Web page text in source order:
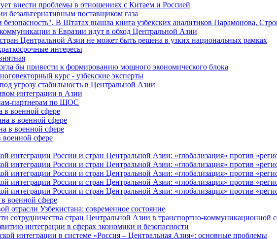
внести проблемы в отношениях с Китаем и Россией
безальтернативным поставщиком газа
В Штатах вышла книга узбекских аналитиков Парамонова,
в Евразии идут в обход Центральной Азии
Центральной Азии не может быть решена в узких национальных рамках
интересы
бы привести к формированию мощного экономического блока
курс - узбекские эксперты
угрозу стабильность в Центральной Азии
интеграции в Азии
партнерам по ШОС
в военной сфере
в военной сфере
в военной сфере
военной сфере
интеграции России и стран Центральной Азии: «глобализация» против
интеграции России и стран Центральной Азии: «глобализация» против
интеграции России и стран Центральной Азии: «глобализация» против
интеграции России и стран Центральной Азии: «глобализация» против
интеграции России и стран Центральной Азии: «глобализация» против
военной сфере
отрасли Узбекистана: современное состояние
стран Центральной Азии в транспортно-коммуникационной
интеграции в сферах экономики и безопасности
интеграции в системе «Россия – Центральная Азия»: основные проблемы